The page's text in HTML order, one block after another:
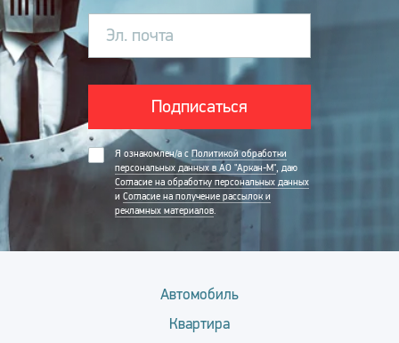
Эл. почта
Подписаться
Я ознакомлен/а с Политикой обработки
персональных данных в АО "Аркан-М", даю
Согласие на обработку персональных данных
и Согласие на получение рассылок и
рекламных материалов.
Автомобиль
Квартира